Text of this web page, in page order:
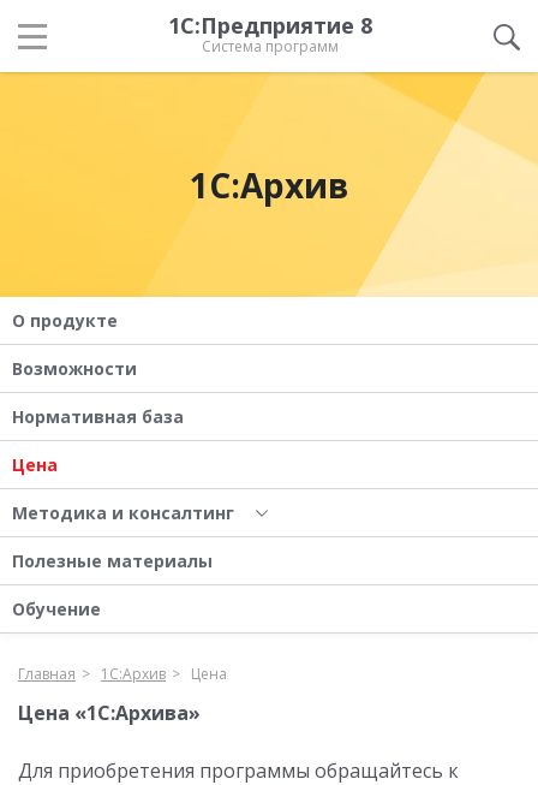
1С:Предприятие 8
Система программ
1С:Архив
О продукте
Возможности
Нормативная база
Цена
Методика и консалтинг
Полезные материалы
Обучение
Главная 1С:Архив Цена
Цена «1С:Архива»
Для приобретения программы обращайтесь к